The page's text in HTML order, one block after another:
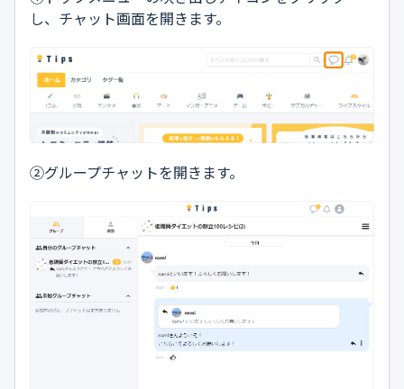
し、チャット画面を開きます。
②グループチャットを開きます。